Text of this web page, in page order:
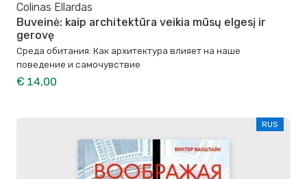
Colinas Ellardas
Buveinė: kaip architektūra veikia mūsų elgesį ir
gerovę
Среда обитания: Как архитектура влияет на наше
поведение и самочувствие
€ 14,00
RUS